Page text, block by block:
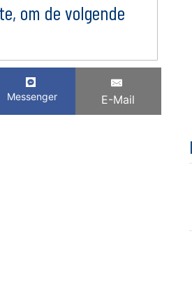
om de volgende
Messenger E-Mail